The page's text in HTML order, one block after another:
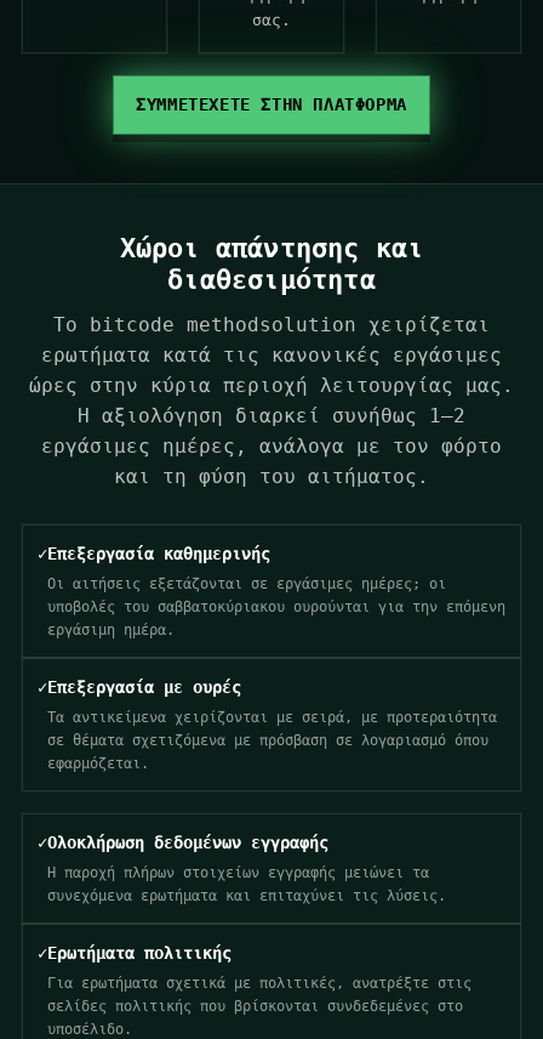
σας.
ΣΥΜΜΕΤΕΧΕΤΕ ΣΤΗΝ ΠΛΑΤΦΟΡΜΑ
Χώροι απάντησης και
διαθεσιμότητα
Το bitcode methodsolution χειρίζεται
ερωτήματα κατά τις κανονικές εργάσιμες
ώρες στην κύρια περιοχή λειτουργίας μας.
Η αξιολόγηση διαρκεί συνήθως 1–2
εργάσιμες ημέρες, ανάλογα με τον φόρτο
και τη φύση του αιτήματος.
✓Επεξεργασία καθημερινής
Οι αιτήσεις εξετάζονται σε εργάσιμες ημέρες; οι
υποβολές του σαββατοκύριακου ουρούνται για την επόμενη
εργάσιμη ημέρα.
✓Επεξεργασία με ουρές
Τα αντικείμενα χειρίζονται με σειρά, με προτεραιότητα
σε θέματα σχετιζόμενα με πρόσβαση σε λογαριασμό όπου
εφαρμόζεται.
✓Ολοκλήρωση δεδομένων εγγραφής
Η παροχή πλήρων στοιχείων εγγραφής μειώνει τα
συνεχόμενα ερωτήματα και επιταχύνει τις λύσεις.
✓Ερωτήματα πολιτικής
Για ερωτήματα σχετικά με πολιτικές, ανατρέξτε στις
σελίδες πολιτικής που βρίσκονται συνδεδεμένες στο
υποσέλιδο.